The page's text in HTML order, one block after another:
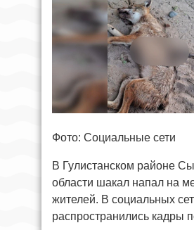
Фото: Социальные сети
В Гулистанском районе
области шакал напал на
жителей. В социальных
распространились кадры